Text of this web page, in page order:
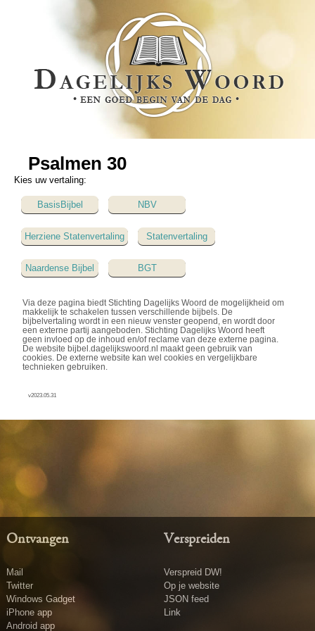
Psalmen 30
Kies uw vertaling:
BasisBijbel NBV
Herziene Statenvertaling Statenvertaling
Naardense Bijbel BGT
Via deze pagina biedt Stichting Dagelijks Woord de mogelijkheid om
makkelijk te schakelen tussen verschillende bijbels. De
bijbelvertaling wordt in een nieuw venster geopend, en wordt door
een externe partij aangeboden. Stichting Dagelijks Woord heeft
geen invloed op de inhoud en/of reclame van deze externe pagina.
De website bijbel.dagelijkswoord.nl maakt geen gebruik van
cookies. De externe website kan wel cookies en vergelijkbare
technieken gebruiken.
v2023.05.31
Ontvangen
Mail
Twitter
Windows Gadget
iPhone app
Android app
Verspreiden
Verspreid DW!
Op je website
JSON feed
Link